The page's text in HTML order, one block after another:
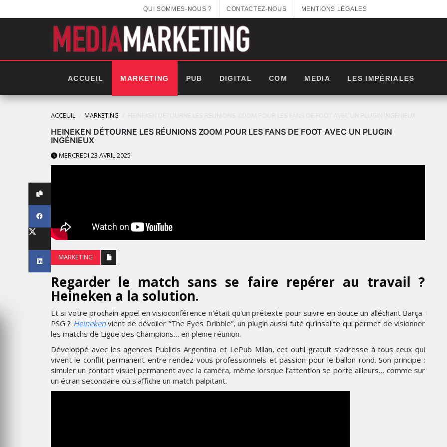
QUI SOMMES-NOUS ? CONTACTEZ-NOUS MENTIONS LÉGALES
ACCUEIL MARKETING PUB DIGITAL COM MEDIA LES IMPÉRIALES
ACCEUIL MARKETING
HEINEKEN DÉTOURNE LES RÉUNIONS ZOOM POUR LES FANS DE FOOT AVEC UN PLUGIN
INGÉNIEUX
MERCREDI 23 AVRIL 2025
MARKETING
Regarder le match sans se faire repérer au travail ?
Heineken a la solution.
Et si votre prochain appel en visioconférence n'était qu'un prétexte pour suivre en douce un alléchant Barça-
PSG ? Heinekenvient de dévoiler “The Eyes Dribble”, un plugin aussi futé qu’insolite qui permet de visionner
les matchs de Ligue des Champions… en pleine réunion.
Développé avec les agences Publicis Argentina et LePub Milan, cet outil gratuit s’adresse à tous ceux qui
vivent le conflit permanent entre rendez-vous professionnels et passion pour le ballon rond. Son principe :
simuler un contact visuel permanent avec la caméra, même lorsque l’attention se porte ailleurs… comme sur
un écran secondaire où s'affiche un match palpitant.
2026
OR NEVER"
LES IMPÉRIALES WEEK 2025:
THE PARADIGM SHIFT –
BUSINESS. PEOPLE. TECH
VENDREDI 10 JANVIER 2025
GITEX AFRICA MOROCCO 2024
MARKETING